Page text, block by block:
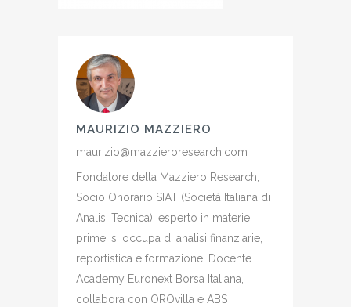
MAURIZIO MAZZIERO
maurizio@mazzieroresearch.com
Fondatore della Mazziero Research,
Socio Onorario SIAT (Società Italiana di
Analisi Tecnica), esperto in materie
prime, si occupa di analisi finanziarie,
reportistica e formazione. Docente
Academy Euronext Borsa Italiana,
collabora con OROvilla e ABS